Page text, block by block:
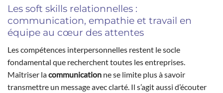
Les soft skills relationnelles :
communication, empathie et travail en
équipe au cœur des attentes
Les compétences interpersonnelles restent le socle
fondamental que recherchent toutes les entreprises.
Maîtriser lacommunication ne se limite plus à savoir
transmettre un message avec clarté. Il s’agit aussi d’écouter